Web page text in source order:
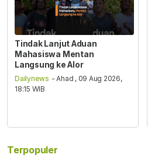
Tindak Lanjut Aduan
Mahasiswa Mentan
Langsung ke Alor
Dailynews - Ahad , 09 Aug 2026,
18:15 WIB
Terpopuler